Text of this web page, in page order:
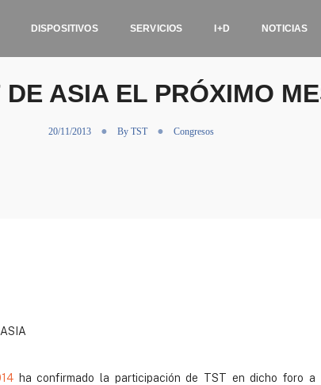
DISPOSITIVOS SERVICIOS I+D NOTICIAS
ASIA EL PRÓXIMO
20/11/2013 By TST Congresos
ha confirmado la participación de TST en dicho foro a